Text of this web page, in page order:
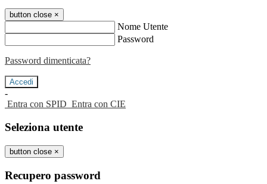
button close ×
Nome Utente
Password
Password dimenticata?
-
Entra con SPID Entra con CIE
Seleziona utente
button close ×
Recupero password